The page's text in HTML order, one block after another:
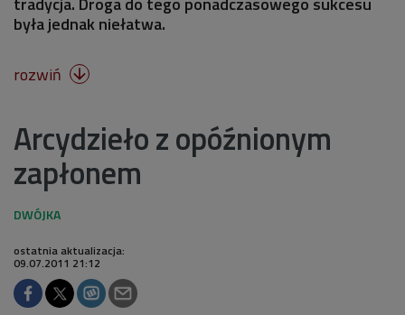
była jednak niełatwa.
rozwiń 
Arcydzieło z opóźnionym
zapłonem
ostatnia aktualizacja:
09.07.2011 21:12